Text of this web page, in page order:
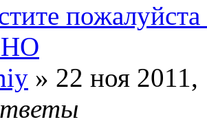
» 22 ноя 2011,